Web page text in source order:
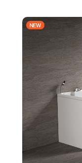
NEW